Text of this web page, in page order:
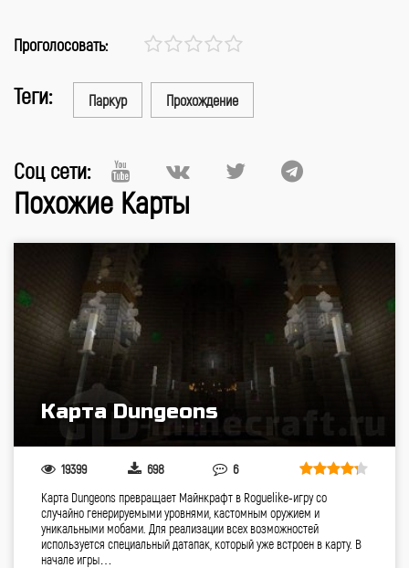
Проголосовать:
Теги: Паркур Прохождение
Соц сети:
Похожие Карты
Карта Dungeons
19399 698 6
Карта Dungeons превращает Майнкрафт в Roguelike-игру со
случайно генерируемыми уровнями, кастомным оружием и
уникальными мобами. Для реализации всех возможностей
используется специальный датапак, который уже встроен в карту. В
начале игры…